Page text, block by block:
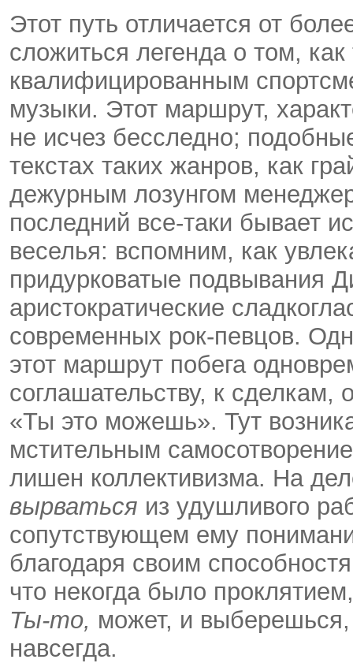
Этот путь отличается от
сложиться легенда о том,
квалифицированным
музыки. Этот маршрут,
не исчез бесследно;
текстах таких жанров, как
дежурным лозунгом
последний все-таки бывает
веселья: вспомним, как
придурковатые подвывания
аристократические
современных рок-певцов.
этот маршрут побега
соглашательству, к
«Ты это можешь». Тут
мстительным
лишен коллективизма. На
вырваться из удушливого
сопутствующем ему
благодаря своим
что некогда было
Ты-то, может, и
навсегда.